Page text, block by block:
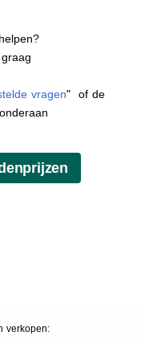
vragen" of de
verkopen: